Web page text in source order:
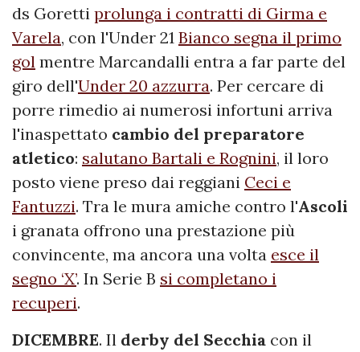
ds Goretti prolunga i contratti di Girma e
Varela, con l'Under 21 Bianco segna il primo
gol mentre Marcandalli entra a far parte del
giro dell'Under 20 azzurra. Per cercare di
porre rimedio ai numerosi infortuni arriva
l'inaspettato cambio del preparatore
atletico: salutano Bartali e Rognini, il loro
posto viene preso dai reggiani Ceci e
Fantuzzi. Tra le mura amiche contro l'Ascoli
i granata offrono una prestazione più
convincente, ma ancora una volta esce il
segno ‘X’. In Serie B si completano i
recuperi.
DICEMBRE. Il derby del Secchia con il